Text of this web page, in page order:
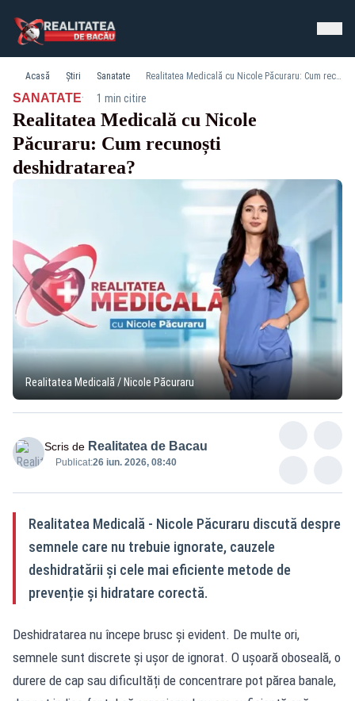
Acasă Știri Sanatate Realitatea Medicală cu Nicole Păcuraru: Cum recunoști deshidratarea?
SANATATE· 1 min citire
Realitatea Medicală cu Nicole
Păcuraru: Cum recunoști
deshidratarea?
Realitatea Medicală / Nicole Păcuraru
Scris de Realitatea de Bacau
Publicat:26 iun. 2026, 08:40
Realitatea Medicală - Nicole Păcuraru discută despre
semnele care nu trebuie ignorate, cauzele
deshidratării și cele mai eficiente metode de
prevenție și hidratare corectă.
Deshidratarea nu începe brusc și evident. De multe ori,
semnele sunt discrete și ușor de ignorat. O ușoară oboseală, o
durere de cap sau dificultăți de concentrare pot părea banale,